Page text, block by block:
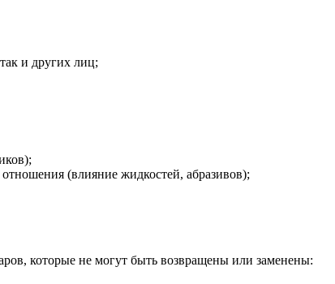
и других лиц;
(влияние жидкостей, абразивов);
которые не могут быть возвращены или заменены: